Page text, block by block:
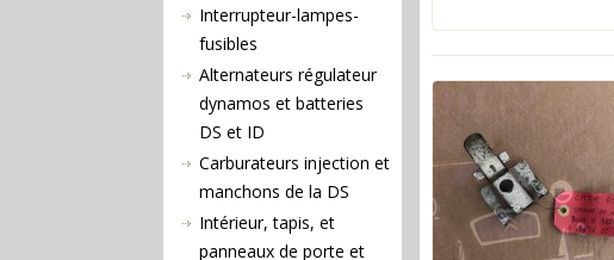
Interrupteur-lampes-
fusibles
Alternateurs régulateur
dynamos et batteries
DS et ID
Carburateurs injection et
manchons de la DS
Intérieur, tapis, et
panneaux de porte et